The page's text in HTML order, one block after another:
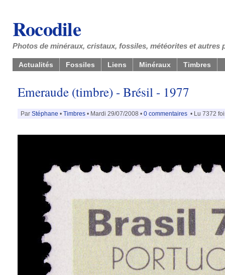
Rocodile
Photos de minéraux, cristaux, fossiles, météorites et
Actualités Fossiles Liens Minéraux Timbres
Emeraude (timbre) - Brésil - 1977
Par Stéphane • Timbres • Mardi 29/07/2008 • 0 commentaires • Lu 7372